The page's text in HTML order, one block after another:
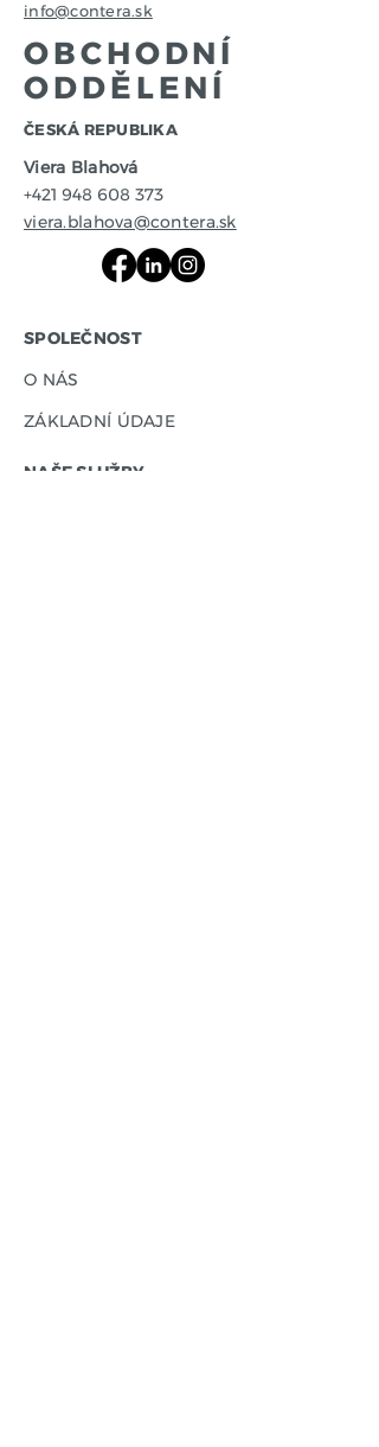
info@contera.sk
OBCHODNÍ
ODDĚLENÍ
​ČESKÁ REPUBLIKA
Viera Blahová
+421 948 608 373
viera.blahova@contera.sk
SPOLEČNOST
O NÁS
ZÁKLADNÍ ÚDAJE
NAŠE SLUŽBY